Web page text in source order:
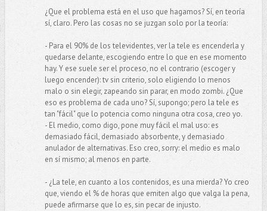
¿Que el problema está en el uso que hagamos? Sí, en teoría
sí, claro. Pero las cosas no se juzgan solo por la teoría:
- Para el 90% de los televidentes, ver la tele es encenderla y
quedarse delante, escogiendo entre lo que en ese momento
hay. Y ese suele ser el proceso, no el contrario (escoger y
luego encender): tv sin criterio, solo eligiendo lo menos
malo o sin elegir, zapeando sin parar, en modo zombi. ¿Que
eso es problema de cada uno? Sí, supongo; pero la tele es
tan "fácil" que lo potencia como ninguna otra cosa, creo yo.
- El medio, como digo, pone muy fácil el mal uso: es
demasiado fácil, demasiado absorbente, y demasiado
anulador de alternativas. Eso creo, sorry: el medio es malo
en sí mismo; al menos en parte.
- ¿La tele, en cuanto a los contenidos, es una mierda? Yo creo
que, viendo el % de horas que emiten algo que valga la pena,
puede afirmarse que lo es, sin pecar de injusto.